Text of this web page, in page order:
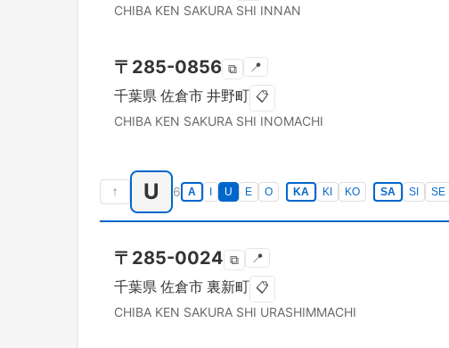
CHIBA KEN SAKURA SHI INNAN
〒 285-0856 ⧉ 📍
千葉県 佐倉市 井野町 📋
CHIBA KEN SAKURA SHI INOMACHI
↑ U 6 A U E O KA KI KO SA SI SE
〒 285-0024 ⧉ 📍
千葉県 佐倉市 裏新町 📋
CHIBA KEN SAKURA SHI URASHIMMACHI